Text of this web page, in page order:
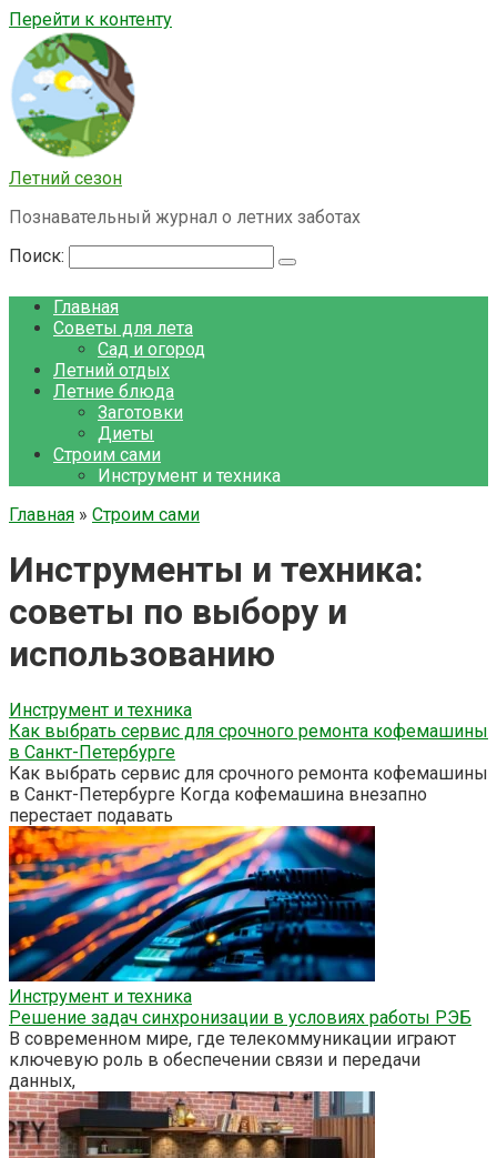
Перейти к контенту
Летний сезон
Познавательный журнал о летних заботах
Поиск:
Главная
Советы для лета
Сад и огород
Летний отдых
Летние блюда
Заготовки
Диеты
Строим сами
Инструмент и техника
Главная » Строим сами
Инструменты и техника:
советы по выбору и
использованию
Инструмент и техника
Как выбрать сервис для срочного ремонта кофемашины
в Санкт-Петербурге
Как выбрать сервис для срочного ремонта кофемашины
в Санкт-Петербурге Когда кофемашина внезапно
перестает подавать
Инструмент и техника
Решение задач синхронизации в условиях работы РЭБ
В современном мире, где телекоммуникации играют
ключевую роль в обеспечении связи и передачи
данных,